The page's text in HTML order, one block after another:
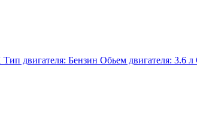
двигателя: Бензин Обьем двигателя: 3.6 л